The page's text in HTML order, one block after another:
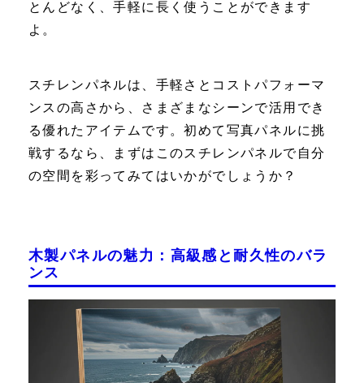
とんどなく、手軽に長く使うことができます
よ。
スチレンパネルは、手軽さとコストパフォーマ
ンスの高さから、さまざまなシーンで活用でき
る優れたアイテムです。初めて写真パネルに挑
戦するなら、まずはこのスチレンパネルで自分
の空間を彩ってみてはいかがでしょうか？
木製パネルの魅力：高級感と耐久性のバラ
ンス